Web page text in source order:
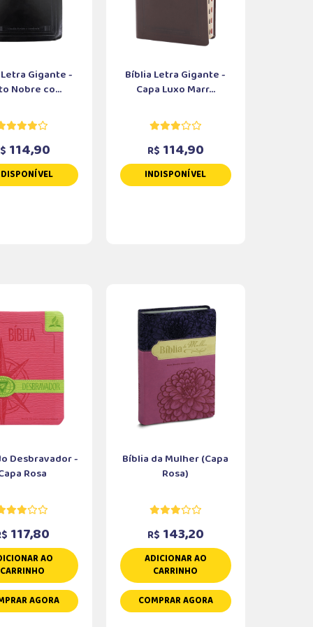
Gigante -
Nobre co...
114,90
Bíblia Letra Gigante -
Capa Luxo Marr...
R$ 114,90
INDISPONÍVEL
Desbravador -
Rosa
117,80
AO
CARRINHO
AGORA
Bíblia da Mulher (Capa
Rosa)
R$ 143,20
ADICIONAR AO
CARRINHO
COMPRAR AGORA